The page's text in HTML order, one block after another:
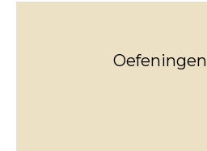
Oefeningen